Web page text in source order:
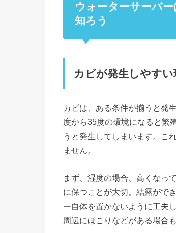
ウォーターサーバ
知ろう
カビが発生しやす
カビは、ある条件が揃うと発
度から35度の環境になると繁
うと発生してしまいます。こ
ません。
まず、湿度の場合、高くなっ
に保つことが大切。結露がで
ー自体を置かないように工夫
周辺にほこりなどがある場合